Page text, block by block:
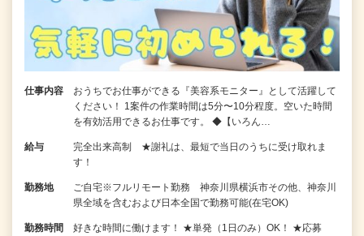
仕事内容
おうちでお仕事ができる『美容系モニター』として活躍して
ください！ 1案件の作業時間は5分〜10分程度。空いた時間
を有効活用できるお仕事です。 ◆【いろん…
給与
完全出来高制 ★謝礼は、最短で当日のうちに受け取れま
す！
勤務地
ご自宅※フルリモート勤務 神奈川県横浜市その他、神奈川
県全域を含むおよび日本全国で勤務可能(在宅OK)
勤務時間
好きな時間に働けます！ ★単発（1日のみ）OK！ ★応募